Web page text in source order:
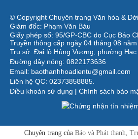
© Copyright Chuyên trang Văn hóa &
Giám đốc: Phạm Văn Báu
Giấy phép số: 95/GP-CBC do Cục Báo
Truyền thông cấp ngày 04 tháng 08
Trụ sở: Đại lộ Hùng Vương, phường
Đường dây nóng: 0822173636
Email: baothanhhoadientu@gmail.com
Liên hệ QC: 02373858885.
Điều khoản sử dụng | Chính sách bảo
Chuyên trang của Báo và Phát thanh,